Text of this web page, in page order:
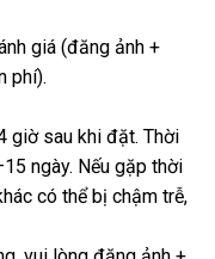
giá (đăng ảnh +
phí).
giờ sau khi đặt. Thời
ngày. Nếu gặp thời
có thể bị chậm trễ,